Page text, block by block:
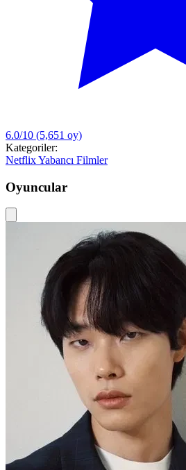
6.0/10 (5,651 oy)
Kategoriler:
NetflixYabancı Filmler
Oyuncular